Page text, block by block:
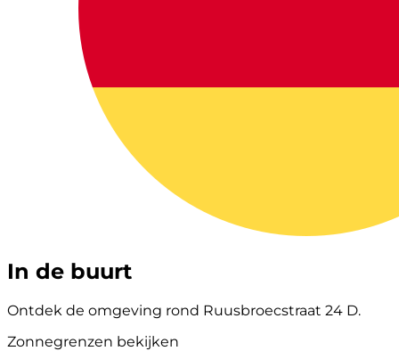
In de buurt
Ontdek de omgeving rond Ruusbroecstraat 24 D.
Zonnegrenzen bekijken